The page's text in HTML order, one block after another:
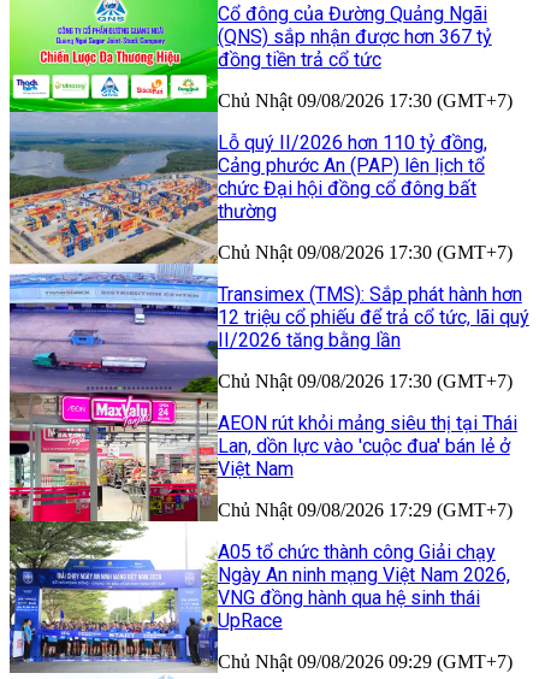
Cổ đông của Đường Quảng Ngãi
(QNS) sắp nhận được hơn 367 tỷ
đồng tiền trả cổ tức
Chủ Nhật 09/08/2026 17:30 (GMT+7)
Lỗ quý II/2026 hơn 110 tỷ đồng,
Cảng phước An (PAP) lên lịch tổ
chức Đại hội đồng cổ đông bất
thường
Chủ Nhật 09/08/2026 17:30 (GMT+7)
Transimex (TMS): Sắp phát hành hơn
12 triệu cổ phiếu để trả cổ tức, lãi quý
II/2026 tăng bằng lần
Chủ Nhật 09/08/2026 17:30 (GMT+7)
AEON rút khỏi mảng siêu thị tại Thái
Lan, dồn lực vào 'cuộc đua' bán lẻ ở
Việt Nam
Chủ Nhật 09/08/2026 17:29 (GMT+7)
A05 tổ chức thành công Giải chạy
Ngày An ninh mạng Việt Nam 2026,
VNG đồng hành qua hệ sinh thái
UpRace
Chủ Nhật 09/08/2026 09:29 (GMT+7)